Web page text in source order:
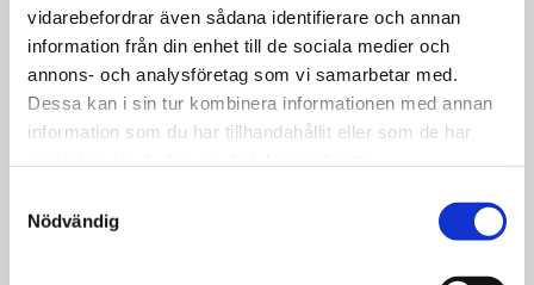
vidarebefordrar även sådana identifierare och annan
information från din enhet till de sociala medier och
annons- och analysföretag som vi samarbetar med.
Dessa kan i sin tur kombinera informationen med annan
information som du har tillhandahållit eller som de har
Nödvändig